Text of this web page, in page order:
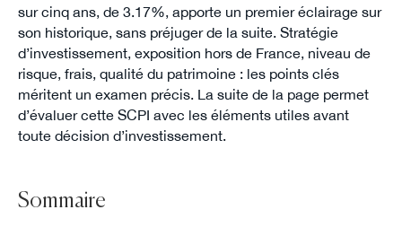
sur cinq ans, de 3.17%, apporte un premier éclairage sur
son historique, sans préjuger de la suite. Stratégie
d’investissement, exposition hors de France, niveau de
risque, frais, qualité du patrimoine : les points clés
méritent un examen précis. La suite de la page permet
d’évaluer cette SCPI avec les éléments utiles avant
toute décision d’investissement.
Sommaire